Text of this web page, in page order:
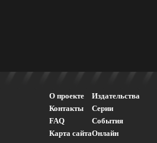
О проекте
Контакты
FAQ
Карта сайта
Издательства
Серии
События
Онлайн